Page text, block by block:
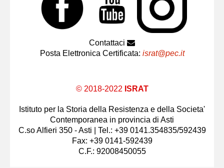
Contattaci
Posta Elettronica Certificata: israt@pec.it
© 2018-2022 ISRAT
Istituto per la Storia della Resistenza e della Societa'
Contemporanea in provincia di Asti
C.so Alfieri 350 - Asti | Tel.: +39 0141.354835/592439
Fax: +39 0141-592439
C.F.: 92008450055